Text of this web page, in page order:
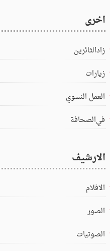
اخرى
زادالثائرين
زيارات
العمل النسوي
في‌الصحافة
الارشيف
الافلام
الصور
الصوتيات